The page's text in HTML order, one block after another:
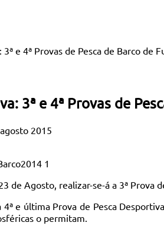
3ª e 4ª Provas de Pesca de Barco de
3ª e 4ª Provas de
2015
de Agosto, realizar-se-á a 3ª Prova
4ª e última Prova de Pesca
o permitam.